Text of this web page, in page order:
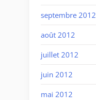
septembre 2012
août 2012
juillet 2012
juin 2012
mai 2012